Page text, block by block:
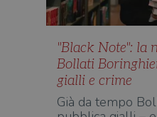
"Black Note": la
Bollati
gialli e crime
Già da tempo